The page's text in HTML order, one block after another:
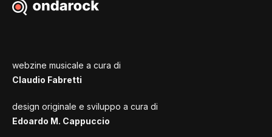
webzine musicale a cura di
Claudio Fabretti
design originale e sviluppo a cura di
Edoardo M. Cappuccio